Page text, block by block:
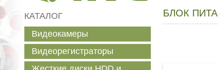
БЛОК
КАТАЛОГ
Видеокамеры
Видеорегистраторы